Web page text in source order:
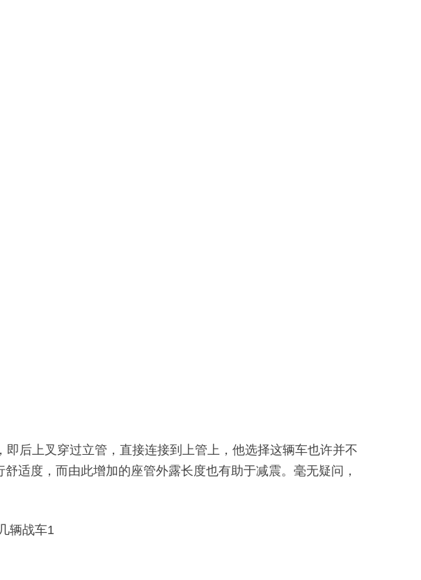
后上叉穿过立管，直接连接到上管上，他选择这辆车也许并不
适度，而由此增加的座管外露长度也有助于减震。毫无疑问，